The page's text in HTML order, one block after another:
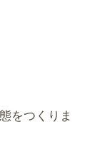
をつくりま